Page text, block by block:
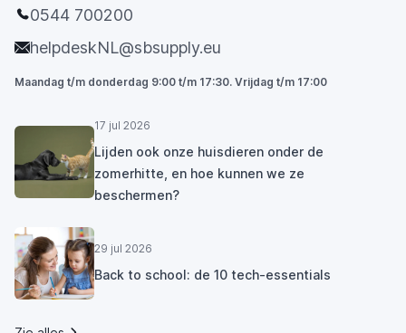
0544 700200
helpdeskNL@sbsupply.eu
Maandag t/m donderdag 9:00 t/m 17:30. Vrijdag t/m 17:00
17 jul 2026
Lijden ook onze huisdieren onder de
zomerhitte, en hoe kunnen we ze
beschermen?
29 jul 2026
Back to school: de 10 tech-essentials